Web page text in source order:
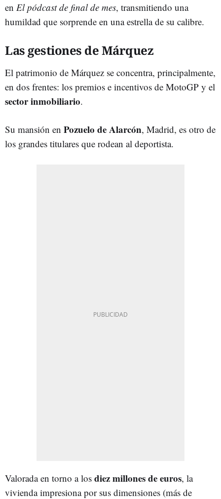
en El pódcast de final de mes, transmitiendo una
humildad que sorprende en una estrella de su calibre.
Las gestiones de Márquez
El patrimonio de Márquez se concentra, principalmente,
en dos frentes: los premios e incentivos de MotoGP y el
sector inmobiliario.
Su mansión en Pozuelo de Alarcón, Madrid, es otro de
los grandes titulares que rodean al deportista.
Valorada en torno a los diez millones de euros, la
vivienda impresiona por sus dimensiones (más de